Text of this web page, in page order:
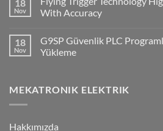
Haberleşmesi
Q2A
Ve
NPN/PNP
Giriş
Bağlantılar
18
Nov
With Accuracy
on
Flying
Trigger
Inspection
With
18
Nov
G9SP Güvenlik PLC
Yükleme
G9SP
Güvenlik
Sürücüsü
MEKATRONIK ELEKTRIK
Hakkımızda